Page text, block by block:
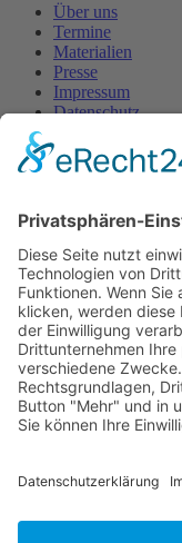
Über uns
Termine
Materialien
Presse
Impressum
Datenschutz
Reisebedingungen
Ukrainian Page
Turkish Page
French Page
Russian Page
Themen
Reisen und Sport
Naturerlebnis
Jugendbeteiligung
Transformation
Klimaschutz
Gegen Rechts
Mitmachen